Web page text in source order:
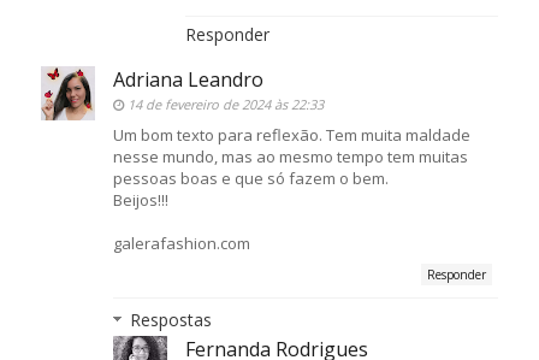
Responder
Adriana Leandro
14 de fevereiro de 2024 às 22:33
Um bom texto para reflexão. Tem muita maldade
nesse mundo, mas ao mesmo tempo tem muitas
pessoas boas e que só fazem o bem.
Beijos!!!
galerafashion.com
Responder
Respostas
Fernanda Rodrigues